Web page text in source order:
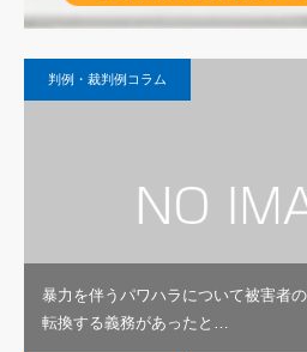
判例・裁判例コラム
暴力を伴うパワハラについて被害者
転換する義務があったと…